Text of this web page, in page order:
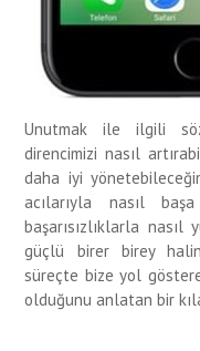
Unutmak ile ilgili
direncimizi nasıl
daha iyi
acılarıyla nasıl
başarısızlıklarla
güçlü birer birey
süreçte bize yol
olduğunu anlatan bir